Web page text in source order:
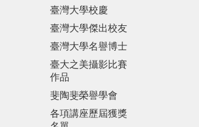
臺灣大學校慶
臺灣大學傑出校友
臺灣大學名譽博士
臺大之美攝影比賽
作品
斐陶斐榮譽學會
各項講座歷屆獲獎